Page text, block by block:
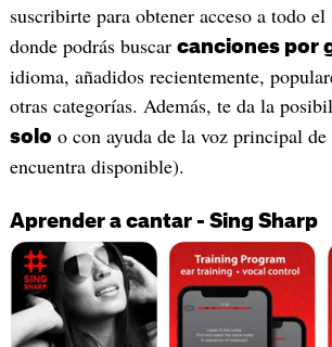
suscribirte para obtener acceso a todo el
donde podrás buscar canciones por
idioma, añadidos recientemente,
otras categorías. Además, te da la
solo o con ayuda de la voz principal
encuentra disponible).
Aprender a cantar - Sing Sharp